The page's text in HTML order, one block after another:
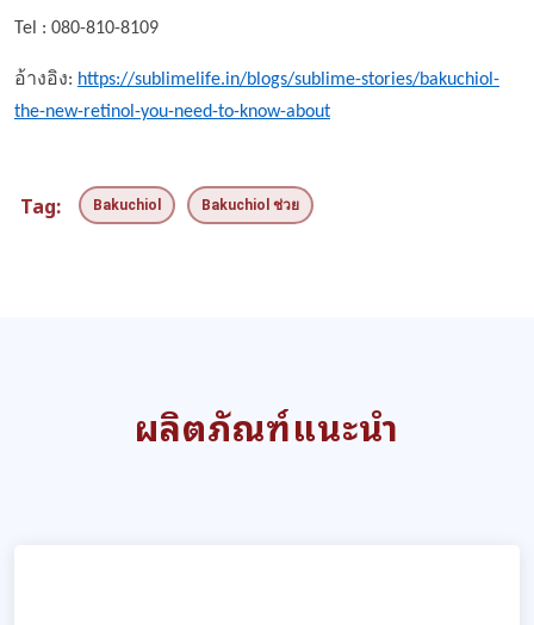
Tel : 080-810-8109
อ้างอิง: https://sublimelife.in/blogs/sublime-stories/bakuchiol-
the-new-retinol-you-need-to-know-about
Tag: Bakuchiol Bakuchiol ช่วย
ผลิตภัณฑ์แนะนำ